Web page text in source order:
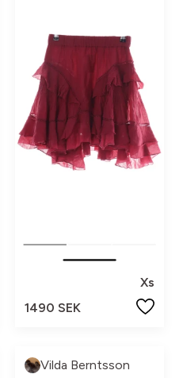
Xs
1490 SEK
Vilda Berntsson